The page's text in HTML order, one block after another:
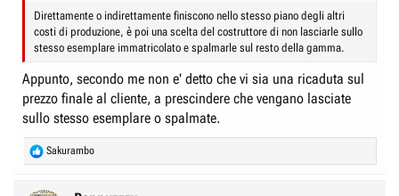
Direttamente o indirettamente finiscono nello stesso piano degli altri
costi di produzione, è poi una scelta del costruttore di non lasciarle sullo
stesso esemplare immatricolato e spalmarle sul resto della gamma.
Appunto, secondo me non e' detto che vi sia una ricaduta sul
prezzo finale al cliente, a prescindere che vengano lasciate
sullo stesso esemplare o spalmate.
R
e
Sakurambo